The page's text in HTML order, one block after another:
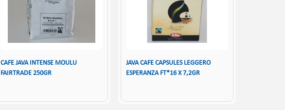
CAFE JAVA INTENSE MOULU
FAIRTRADE 250GR
JAVA CAFE CAPSULES LEGGERO
ESPERANZA FT*16 X 7,2GR